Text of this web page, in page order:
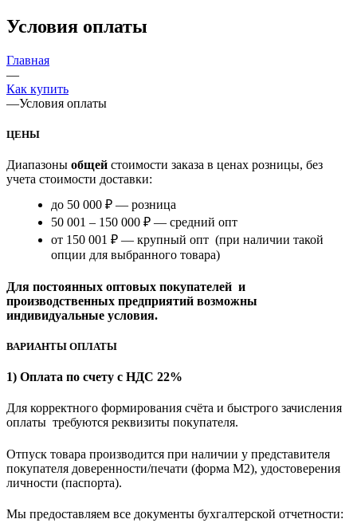
Условия оплаты
Главная
—
Как купить
—Условия оплаты
ЦЕНЫ
Диапазоны общей стоимости заказа в ценах розницы, без
учета стоимости доставки:
до 50 000 ₽ — розница
50 001 – 150 000 ₽ — средний опт
от 150 001 ₽ — крупный опт (при наличии такой
опции для выбранного товара)
Для постоянных оптовых покупателей и
производственных предприятий возможны
индивидуальные условия.
ВАРИАНТЫ ОПЛАТЫ
1) Оплата по счету с НДС 22%
Для корректного формирования счёта и быстрого зачисления
оплаты требуются реквизиты покупателя.
Отпуск товара производится при наличии у представителя
покупателя доверенности/печати (форма M2), удостоверения
личности (паспорта).
Мы предоставляем все документы бухгалтерской отчетности: